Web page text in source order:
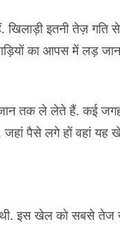
खिलाड़ी इतनी तेज़ गति
का आपस में लड़
तक ले लेते हैं. कई जगह
पैसे लगे हों वहां यह
इस खेल को सबसे तेज